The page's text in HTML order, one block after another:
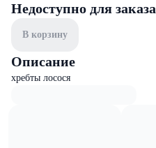
Недоступно для заказа
В корзину
Описание
хребты лосося